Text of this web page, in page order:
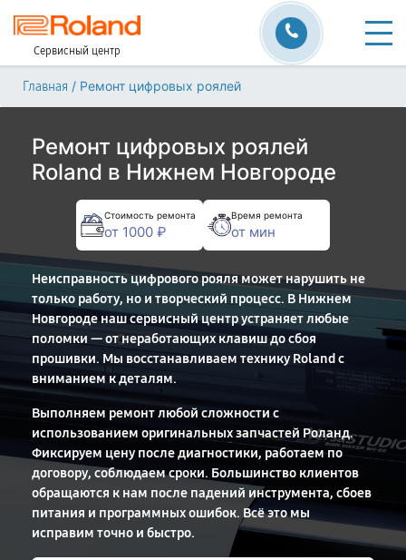
Сервисный центр
Главная / Ремонт цифровых роялей
Ремонт цифровых роялей
Roland в Нижнем Новгороде
Стоимость ремонта
от 1000 ₽
Время ремонта
от мин
Неисправность цифрового рояля может нарушить не
только работу, но и творческий процесс. В Нижнем
Новгороде наш сервисный центр устраняет любые
поломки — от неработающих клавиш до сбоя
прошивки. Мы восстанавливаем технику Roland с
вниманием к деталям.
Выполняем ремонт любой сложности с
использованием оригинальных запчастей Роланд.
Фиксируем цену после диагностики, работаем по
договору, соблюдаем сроки. Большинство клиентов
обращаются к нам после падений инструмента, сбоев
питания и программных ошибок. Всё это мы
исправим точно и быстро.